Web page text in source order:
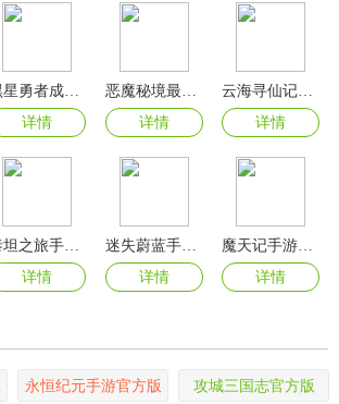
详情
恶魔秘境最新版
详情
详情
详情
迷失蔚蓝手游最新版
详情
详情
版 永恒纪元手游官方版 攻城三国志官方版